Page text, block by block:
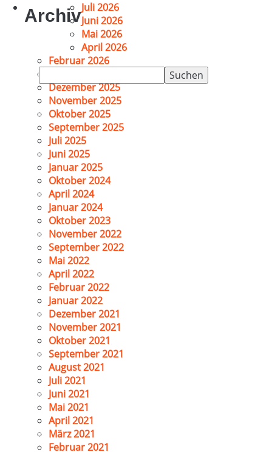
Suchen
nach:
ArchivJuli 2026
Juni 2026
Mai 2026
April 2026
Februar 2026
Dezember 2025
November 2025
Oktober 2025
September 2025
Juli 2025
Juni 2025
Januar 2025
Oktober 2024
April 2024
Januar 2024
Oktober 2023
November 2022
September 2022
Mai 2022
April 2022
Februar 2022
Januar 2022
Dezember 2021
November 2021
Oktober 2021
September 2021
August 2021
Juli 2021
Juni 2021
Mai 2021
April 2021
März 2021
Februar 2021